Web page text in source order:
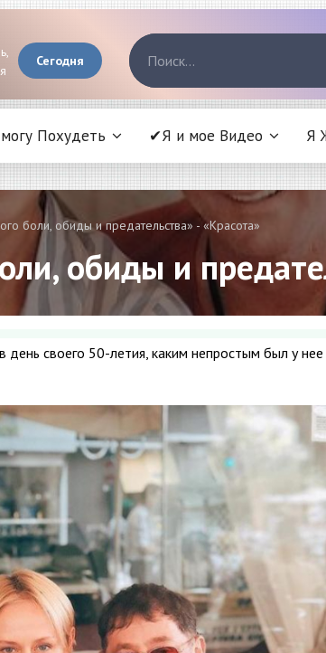
Сегодня
Похудеть ✔Я и мое Видео Я
боли, обиды и предательства» - «Красота»
обиды и
день своего 50-летия, каким непростым был у нее